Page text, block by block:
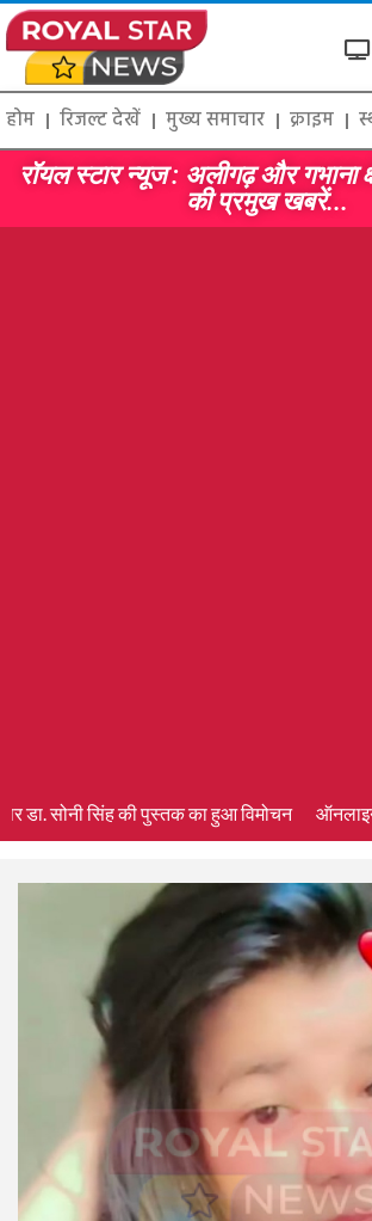
होम रिजल्ट देखें मुख्य समाचार क्राइम
रॉयल स्टार न्यूज : अलीगढ़ और गभाना
की प्रमुख खबरें...
सोनी सिंह की पुस्तक का हुआ विमोचन ऑनलाइन